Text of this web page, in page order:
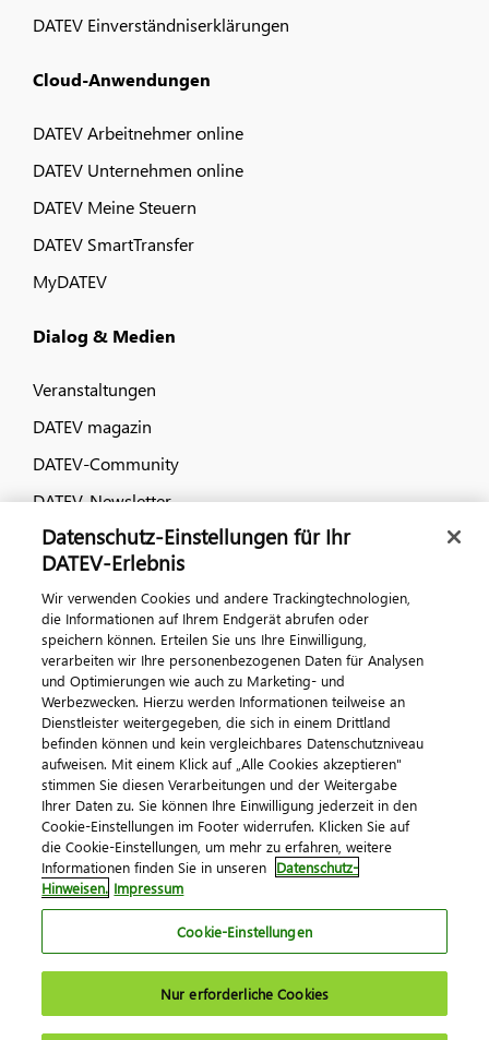
DATEV Einverständniserklärungen
Cloud-Anwendungen
DATEV Arbeitnehmer online
DATEV Unternehmen online
DATEV Meine Steuern
DATEV SmartTransfer
MyDATEV
Dialog & Medien
Veranstaltungen
DATEV magazin
DATEV-Community
DATEV-Newsletter
Kontaktieren Sie uns
© 2026 DATEV eG
ImpressumDatenschutzAGB Kontakt
Cookie-Einstellungen
Datenschutz-Einstellungen für Ihr
DATEV-Erlebnis
Wir verwenden Cookies und andere Trackingtechnologien,
die Informationen auf Ihrem Endgerät abrufen oder
speichern können. Erteilen Sie uns Ihre Einwilligung,
verarbeiten wir Ihre personenbezogenen Daten für Analysen
und Optimierungen wie auch zu Marketing- und
Werbezwecken. Hierzu werden Informationen teilweise an
Dienstleister weitergegeben, die sich in einem Drittland
befinden können und kein vergleichbares Datenschutzniveau
aufweisen. Mit einem Klick auf „Alle Cookies akzeptieren"
stimmen Sie diesen Verarbeitungen und der Weitergabe
Ihrer Daten zu. Sie können Ihre Einwilligung jederzeit in den
Cookie-Einstellungen im Footer widerrufen. Klicken Sie auf
die Cookie-Einstellungen, um mehr zu erfahren, weitere
Informationen finden Sie in unseren Datenschutz-
Hinweisen. Impressum
Cookie-Einstellungen
Nur erforderliche Cookies